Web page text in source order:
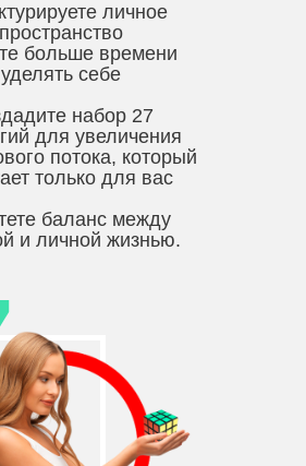
личное
пространство
больше времени
уделять себе
набор 27
для увеличения
потока, который
только для вас
баланс между
и личной жизнью.